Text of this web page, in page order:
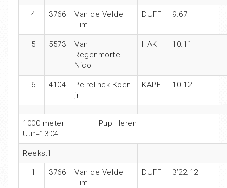
4 3766
Van de Velde
Tim
DUFF 9.67
5 5573
Van
Regenmortel
Nico
HAKI 10.11
6 4104
Peirelinck Koen-
jr
KAPE 10.12
1000 meter Pup Heren
Uur=13:04
Reeks:1
1 3766
Van de Velde
Tim
DUFF 3’22.12